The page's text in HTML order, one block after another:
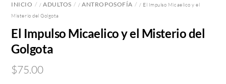
INICIO /ADULTOS /ANTROPOSOFÍA
/ El Impulso Micaelico y el
Misterio del Golgota
El Impulso Micaelico y el Misterio del
Golgota
$75.00